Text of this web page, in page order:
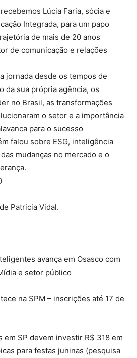
Lúcia Faria, sócia e
Integrada, para um papo
de mais de 20 anos
de comunicação e relações
jornada desde os tempos de
da sua própria agência, os
no Brasil, as transformações
o setor e a importância
para o sucesso
falou sobre ESG, inteligência
mudanças no mercado e o
Patricia Vidal.
avança em Osasco com
e setor público
na SPM – inscrições até 17 de
em SP devem investir R$ 318 em
para festas juninas (pesquisa